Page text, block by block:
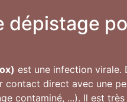
dépistage
est une infection virale.
contact direct avec une
contaminé, ...). Il est